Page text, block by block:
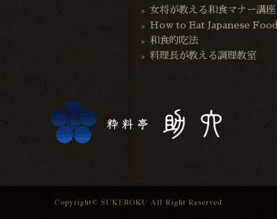
女将が教える和食マナー講座
How to Eat Japanese Food
和食的吃法
料理長が教える調理教室